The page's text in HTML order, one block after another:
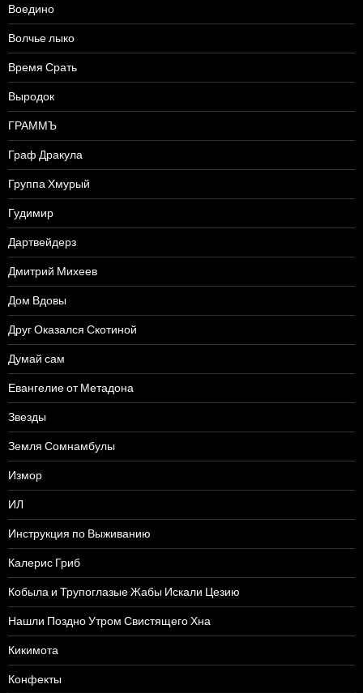
Воедино
Волчье лыко
Время Срать
Выродок
ГРАММЪ
Граф Дракула
Группа Хмурый
Гудимир
Дартвейдерз
Дмитрий Михеев
Дом Вдовы
Друг Оказался Скотиной
Думай сам
Евангелие от Метадона
Звезды
Земля Сомнамбулы
Измор
ИЛ
Инструкция по Выживанию
Калерис Гриб
Кобыла и Трупоглазые Жабы Искали Цезию
Нашли Поздно Утром Свистящего Хна
Кикимота
Конфекты